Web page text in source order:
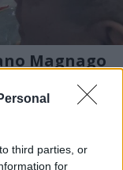
third parties, or
for
Magnago